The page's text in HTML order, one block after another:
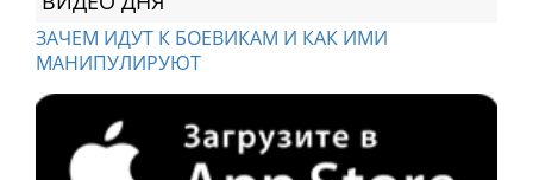
ЗАЧЕМ ИДУТ К БОЕВИКАМ И КАК ИМИ
МАНИПУЛИРУЮТ